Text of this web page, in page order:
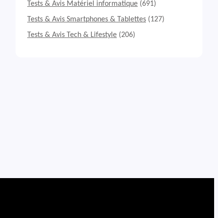
Tests & Avis Matériel informatique (691)
Tests & Avis Smartphones & Tablettes (127)
Tests & Avis Tech & Lifestyle (206)